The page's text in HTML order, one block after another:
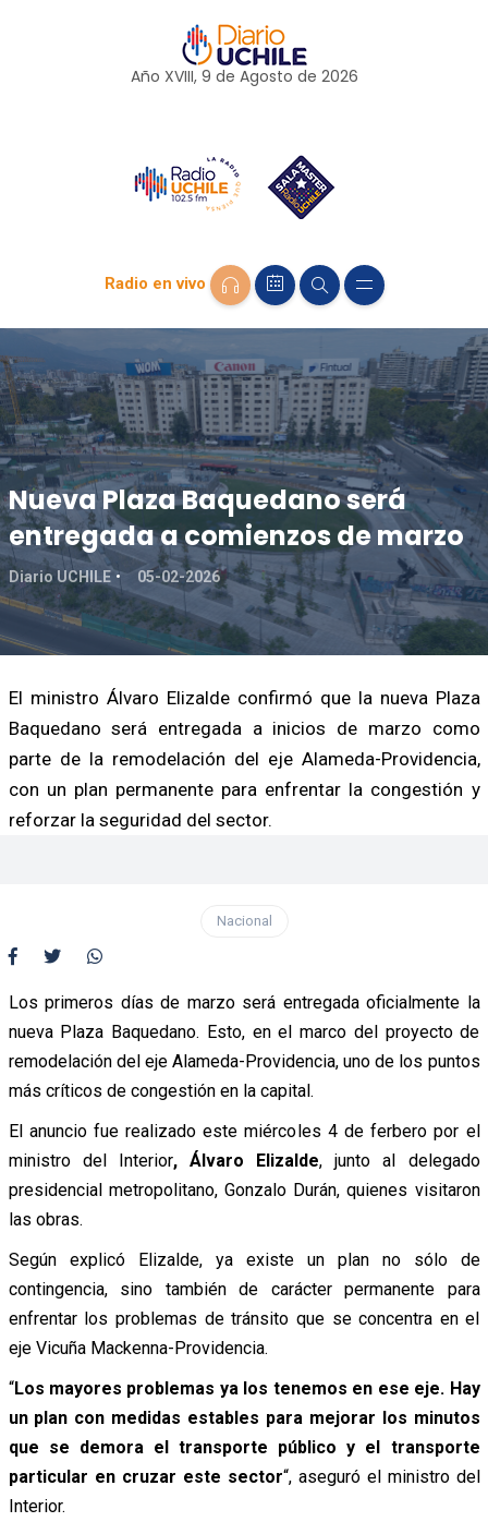
Año XVIII, 9 de Agosto de 2026
Radio en vivo
Nueva Plaza Baquedano será
entregada a comienzos de marzo
Diario UCHILE 05-02-2026
El ministro Álvaro Elizalde confirmó que la nueva Plaza
Baquedano será entregada a inicios de marzo como
parte de la remodelación del eje Alameda-Providencia,
con un plan permanente para enfrentar la congestión y
reforzar la seguridad del sector.
Nacional
Los primeros días de marzo será entregada oficialmente la
nueva Plaza Baquedano. Esto, en el marco del proyecto de
remodelación del eje Alameda-Providencia, uno de los puntos
más críticos de congestión en la capital.
El anuncio fue realizado este miércoles 4 de ferbero por el
ministro del Interior, Álvaro Elizalde, junto al delegado
presidencial metropolitano, Gonzalo Durán, quienes visitaron
las obras.
Según explicó Elizalde, ya existe un plan no sólo de
contingencia, sino también de carácter permanente para
enfrentar los problemas de tránsito que se concentra en el
eje Vicuña Mackenna-Providencia.
“Los mayores problemas ya los tenemos en ese eje. Hay
un plan con medidas estables para mejorar los minutos
que se demora el transporte público y el transporte
particular en cruzar este sector“, aseguró el ministro del
Interior.